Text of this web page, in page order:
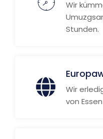
Wir
Stunden.
Wir
von